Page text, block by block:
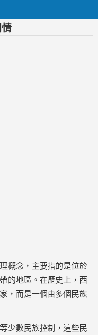
情
概念，主要指的是位於
的地區。在歷史上，西
，而是一個由多個民族
少數民族控制，這些民